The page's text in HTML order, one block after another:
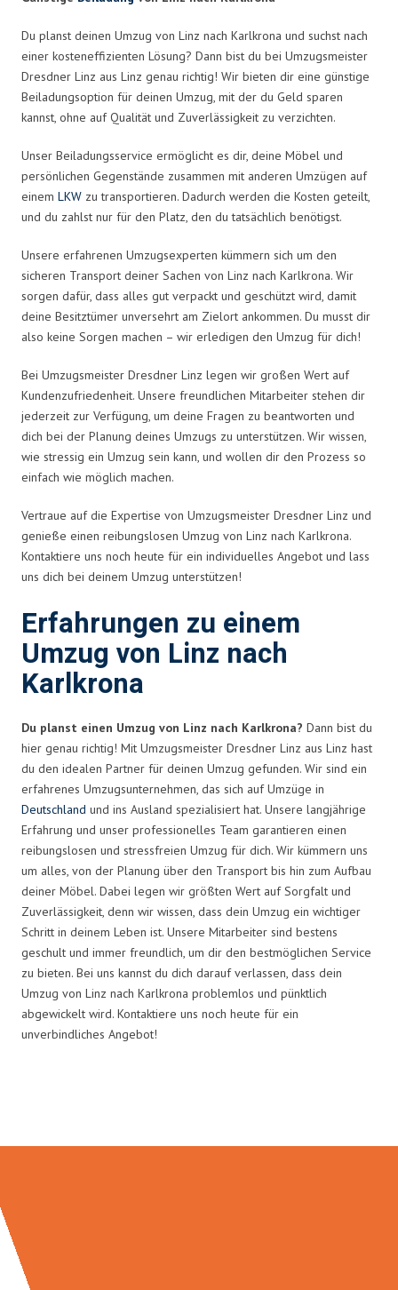
Du planst deinen Umzug von Linz nach Karlkrona und suchst nach
einer kosteneffizienten Lösung? Dann bist du bei Umzugsmeister
Dresdner Linz aus Linz genau richtig! Wir bieten dir eine günstige
Beiladungsoption für deinen Umzug, mit der du Geld sparen
kannst, ohne auf Qualität und Zuverlässigkeit zu verzichten.
Unser Beiladungsservice ermöglicht es dir, deine Möbel und
persönlichen Gegenstände zusammen mit anderen Umzügen auf
einem LKW zu transportieren. Dadurch werden die Kosten geteilt,
und du zahlst nur für den Platz, den du tatsächlich benötigst.
Unsere erfahrenen Umzugsexperten kümmern sich um den
sicheren Transport deiner Sachen von Linz nach Karlkrona. Wir
sorgen dafür, dass alles gut verpackt und geschützt wird, damit
deine Besitztümer unversehrt am Zielort ankommen. Du musst dir
also keine Sorgen machen – wir erledigen den Umzug für dich!
Bei Umzugsmeister Dresdner Linz legen wir großen Wert auf
Kundenzufriedenheit. Unsere freundlichen Mitarbeiter stehen dir
jederzeit zur Verfügung, um deine Fragen zu beantworten und
dich bei der Planung deines Umzugs zu unterstützen. Wir wissen,
wie stressig ein Umzug sein kann, und wollen dir den Prozess so
einfach wie möglich machen.
Vertraue auf die Expertise von Umzugsmeister Dresdner Linz und
genieße einen reibungslosen Umzug von Linz nach Karlkrona.
Kontaktiere uns noch heute für ein individuelles Angebot und lass
uns dich bei deinem Umzug unterstützen!
Erfahrungen zu einem
Umzug von Linz nach
Karlkrona
Du planst einen Umzug von Linz nach Karlkrona? Dann bist du
hier genau richtig! Mit Umzugsmeister Dresdner Linz aus Linz hast
du den idealen Partner für deinen Umzug gefunden. Wir sind ein
erfahrenes Umzugsunternehmen, das sich auf Umzüge in
Deutschland und ins Ausland spezialisiert hat. Unsere langjährige
Erfahrung und unser professionelles Team garantieren einen
reibungslosen und stressfreien Umzug für dich. Wir kümmern uns
um alles, von der Planung über den Transport bis hin zum Aufbau
deiner Möbel. Dabei legen wir größten Wert auf Sorgfalt und
Zuverlässigkeit, denn wir wissen, dass dein Umzug ein wichtiger
Schritt in deinem Leben ist. Unsere Mitarbeiter sind bestens
geschult und immer freundlich, um dir den bestmöglichen Service
zu bieten. Bei uns kannst du dich darauf verlassen, dass dein
Umzug von Linz nach Karlkrona problemlos und pünktlich
abgewickelt wird. Kontaktiere uns noch heute für ein
unverbindliches Angebot!